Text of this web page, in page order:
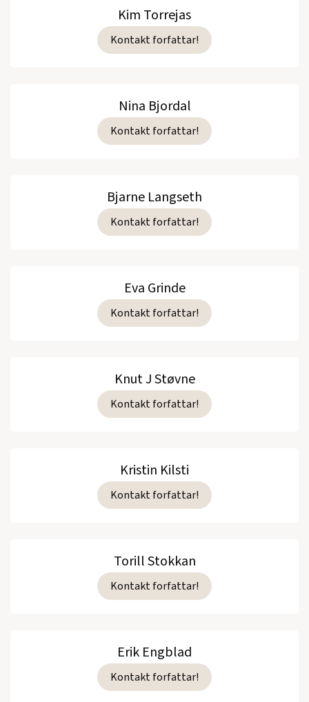
Kim Torrejas
Kontakt forfattar!
Nina Bjordal
Kontakt forfattar!
Bjarne Langseth
Kontakt forfattar!
Eva Grinde
Kontakt forfattar!
Knut J Støvne
Kontakt forfattar!
Kristin Kilsti
Kontakt forfattar!
Torill Stokkan
Kontakt forfattar!
Erik Engblad
Kontakt forfattar!